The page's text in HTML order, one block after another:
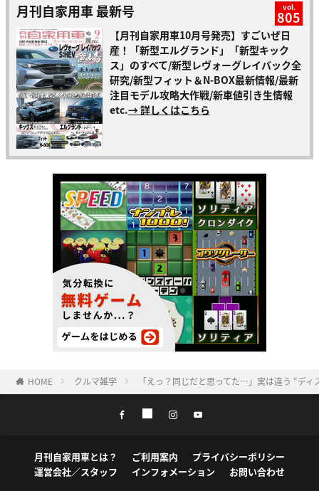
月刊自家用車 最新号 vol.
805
【月刊自家用車10月号発売】すごいぜ日
産！「新型エルグランド」「新型キック
ス」のすべて/新型レヴォーグレイバック全
研究/新型フィット＆N-BOX最新情報/最新
注目モデル攻略大作戦/新車値引き生情報
etc.→ 詳しくはこちら
HOME クルマ雑学 「えっ？同じだと思ってた…」実は違う “デ
月刊自家用車とは？ ご利用案内
プライバシーポリシー
運営会社／スタッフ
インフォメーション お問い合わせ